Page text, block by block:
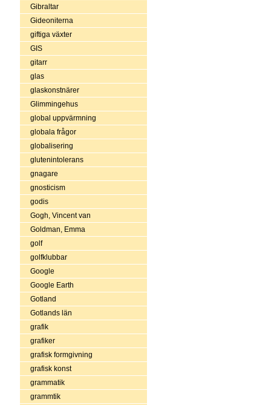
Gibraltar
Gideoniterna
giftiga växter
GIS
gitarr
glas
glaskonstnärer
Glimmingehus
global uppvärmning
globala frågor
globalisering
glutenintolerans
gnagare
gnosticism
godis
Gogh, Vincent van
Goldman, Emma
golf
golfklubbar
Google
Google Earth
Gotland
Gotlands län
grafik
grafiker
grafisk formgivning
grafisk konst
grammatik
grammtik